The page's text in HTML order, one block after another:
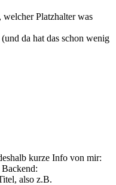
Platzhalter was
da hat das schon wenig
kurze Info von mir:
also z.B.